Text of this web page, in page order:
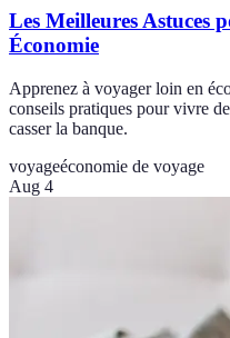
Les Meilleures Astuces
Économie
Apprenez à voyager loin en
conseils pratiques pour vivre
casser la banque.
voyageéconomie de voyage
Aug 4